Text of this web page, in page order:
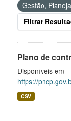
Gestão,
Filtrar
Plano de
Disponíveis em
https://
CSV